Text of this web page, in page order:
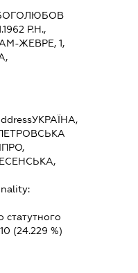
Р.Н.,
ЖЕВРЕ, 1,
УКРАЇНА,
статутного
(24.229 %)